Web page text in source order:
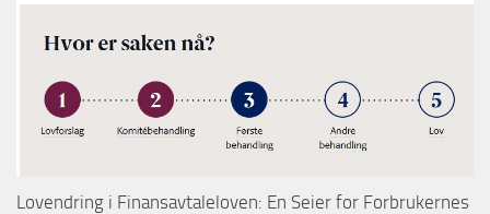
Lovendring i Finansavtaleloven: En Seier for Forbrukernes